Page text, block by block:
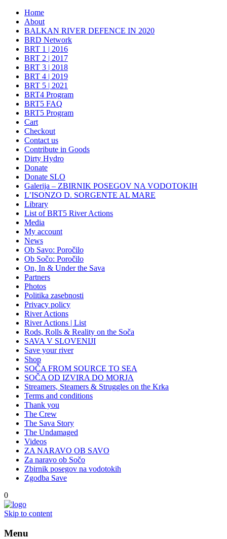
Home
About
BALKAN RIVER DEFENCE IN 2020
BRD Network
BRT 1 | 2016
BRT 2 | 2017
BRT 3 | 2018
BRT 4 | 2019
BRT 5 | 2021
BRT4 Program
BRT5 FAQ
BRT5 Program
Cart
Checkout
Contact us
Contribute in Goods
Dirty Hydro
Donate
Donate SLO
Galerija – ZBIRNIK POSEGOV NA VODOTOKIH
L’ISONZO D. SORGENTE AL MARE
Library
List of BRT5 River Actions
Media
My account
News
Ob Savo: Poročilo
Ob Sočo: Poročilo
On, In & Under the Sava
Partners
Photos
Politika zasebnosti
Privacy policy
River Actions
River Actions | List
Rods, Rolls & Reality on the Soča
SAVA V SLOVENIJI
Save your river
Shop
SOČA FROM SOURCE TO SEA
SOČA OD IZVIRA DO MORJA
Streamers, Steamers & Struggles on the Krka
Terms and conditions
Thank you
The Crew
The Sava Story
The Undamaged
Videos
ZA NARAVO OB SAVO
Za naravo ob Sočo
Zbirnik posegov na vodotokih
Zgodba Save
0
Skip to content
Menu